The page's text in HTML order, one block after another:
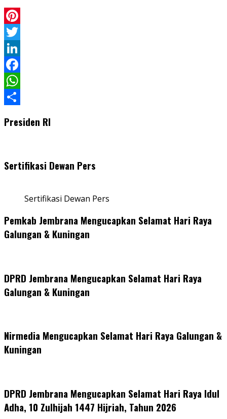
Pinterest
Twitter
LinkedIn
Facebook
WhatsApp
Presiden RI
Sertifikasi Dewan Pers
Sertifikasi Dewan Pers
Pemkab Jembrana Mengucapkan Selamat Hari Raya
Galungan & Kuningan
DPRD Jembrana Mengucapkan Selamat Hari Raya
Galungan & Kuningan
Nirmedia Mengucapkan Selamat Hari Raya Galungan &
Kuningan
DPRD Jembrana Mengucapkan Selamat Hari Raya Idul
Adha, 10 Zulhijah 1447 Hijriah, Tahun 2026